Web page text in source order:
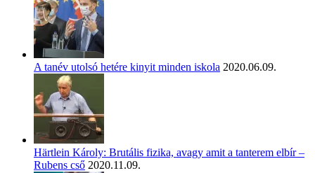
A tanév utolsó hetére kinyit minden iskola 2020.06.09.
Härtlein Károly: Brutális fizika, avagy amit a tanterem elbír –
Rubens cső 2020.11.09.